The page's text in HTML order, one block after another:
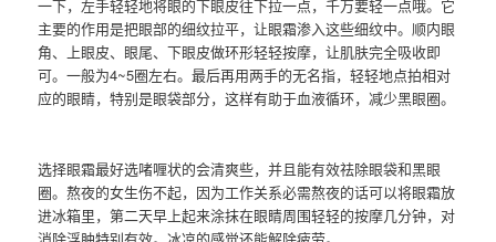
一下，左手轻轻地将眼的下眼皮往下拉一点，千万要轻一点哦。它
主要的作用是把眼部的细纹拉平，让眼霜渗入这些细纹中。顺内眼
角、上眼皮、眼尾、下眼皮做环形轻轻按摩，让肌肤完全吸收即
可。一般为4~5圈左右。最后再用两手的无名指，轻轻地点拍相对
应的眼睛，特别是眼袋部分，这样有助于血液循环，减少黑眼圈。
选择眼霜最好选啫喱状的会清爽些，并且能有效祛除眼袋和黑眼
圈。熬夜的女生伤不起，因为工作关系必需熬夜的话可以将眼霜放
进冰箱里，第二天早上起来涂抹在眼睛周围轻轻的按摩几分钟，对
消除浮肿特别有效。冰凉的感觉还能解除疲劳。